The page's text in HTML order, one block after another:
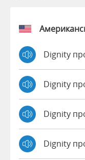
Dignity
Dignity
Dignity
Dignity